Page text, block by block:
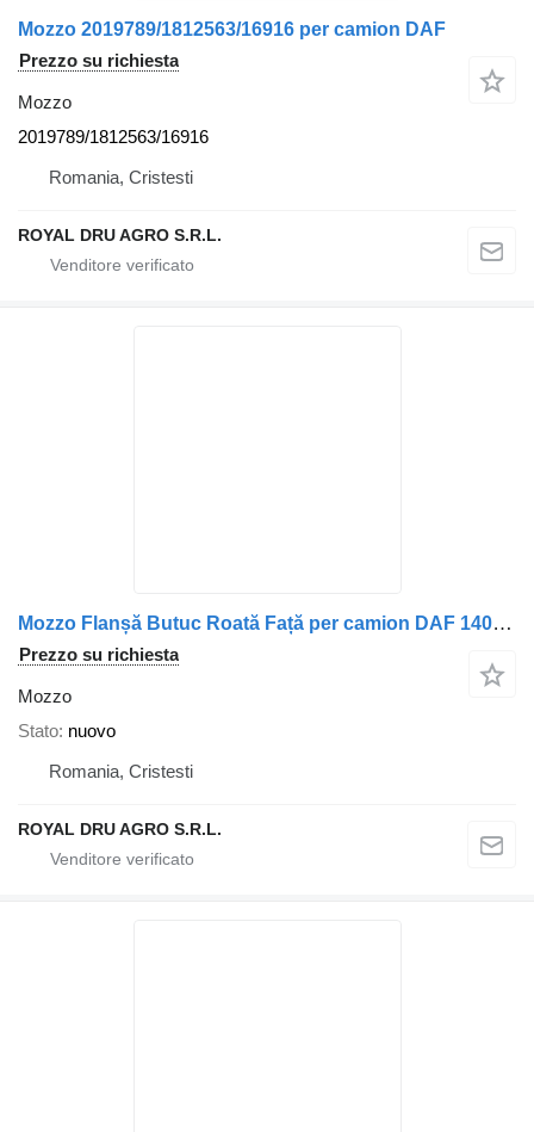
Mozzo 2019789/1812563/16916 per camion DAF
Prezzo su richiesta
Mozzo
2019789/1812563/16916
Romania, Cristesti
ROYAL DRU AGRO S.R.L.
Mozzo Flanșă Butuc Roată Față per camion DAF 1400062 1706310
Prezzo su richiesta
Mozzo
Stato nuovo
Romania, Cristesti
ROYAL DRU AGRO S.R.L.